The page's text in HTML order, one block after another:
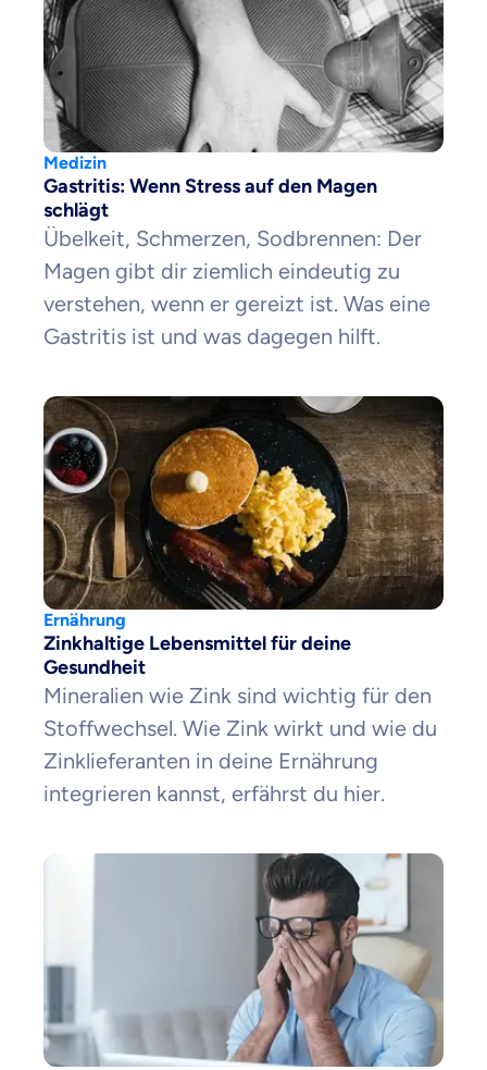
Medizin
Gastritis: Wenn Stress auf den Magen
schlägt
Übelkeit, Schmerzen, Sodbrennen: Der
Magen gibt dir ziemlich eindeutig zu
verstehen, wenn er gereizt ist. Was eine
Gastritis ist und was dagegen hilft.
Ernährung
Zinkhaltige Lebensmittel für deine
Gesundheit
Mineralien wie Zink sind wichtig für den
Stoffwechsel. Wie Zink wirkt und wie du
Zinklieferanten in deine Ernährung
integrieren kannst, erfährst du hier.